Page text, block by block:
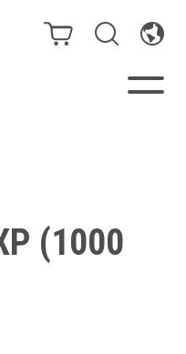
Webshop
settore
(1000